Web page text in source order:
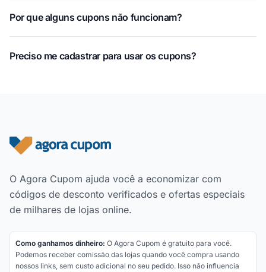
Por que alguns cupons não funcionam?
Preciso me cadastrar para usar os cupons?
Rodapé do site
O Agora Cupom ajuda você a economizar com
códigos de desconto verificados e ofertas especiais
de milhares de lojas online.
Como ganhamos dinheiro: O Agora Cupom é gratuito para você.
Podemos receber comissão das lojas quando você compra usando
nossos links, sem custo adicional no seu pedido. Isso não influencia